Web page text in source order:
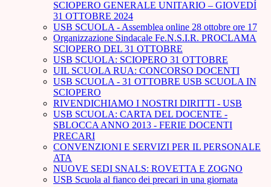
SCIOPERO GENERALE UNITARIO – GIOVEDÍ
31 OTTOBRE 2024
USB SCUOLA - Assemblea online 28 ottobre ore 17
Organizzazione Sindacale Fe.N.S.I.R. PROCLAMA
SCIOPERO DEL 31 OTTOBRE
USB SCUOLA: SCIOPERO 31 OTTOBRE
UIL SCUOLA RUA: CONCORSO DOCENTI
USB SCUOLA - 31 OTTOBRE USB SCUOLA IN
SCIOPERO
RIVENDICHIAMO I NOSTRI DIRITTI - USB
USB SCUOLA: CARTA DEL DOCENTE -
SBLOCCA ANNO 2013 - FERIE DOCENTI
PRECARI
CONVENZIONI E SERVIZI PER IL PERSONALE
ATA
NUOVE SEDI SNALS: ROVETTA E ZOGNO
USB Scuola al fianco dei precari in una giornata